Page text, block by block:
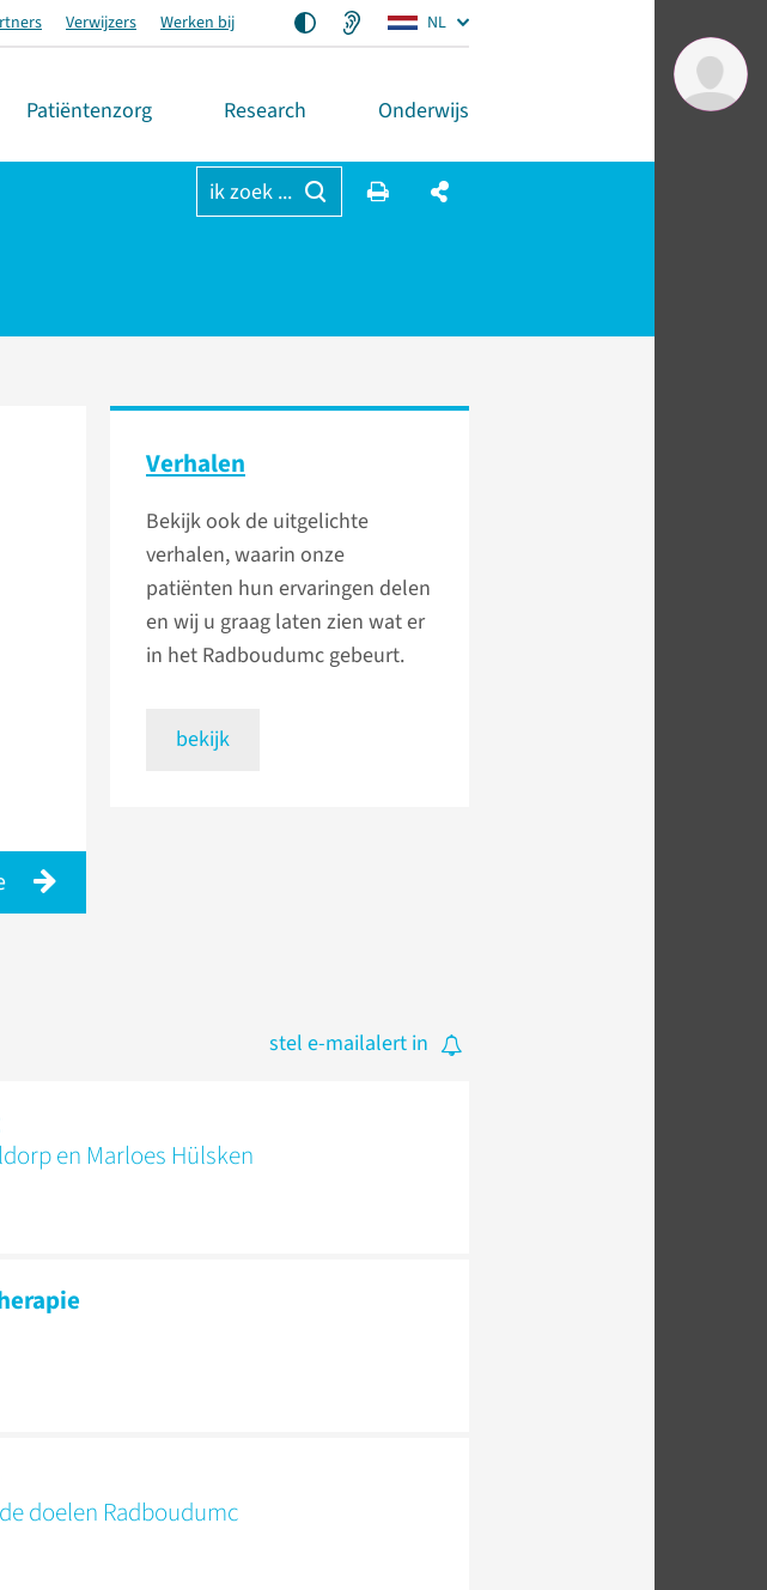
Verwijzers Werken bij NL
Patiëntenzorg Research Onderwijs
ik zoek ...
Verhalen
Bekijk ook de uitgelichte
verhalen, waarin onze
patiënten hun ervaringen delen
en wij u graag laten zien wat er
in het Radboudumc gebeurt.
bekijk
stel e-mailalert in
en Marloes Hülsken
doelen Radboudumc